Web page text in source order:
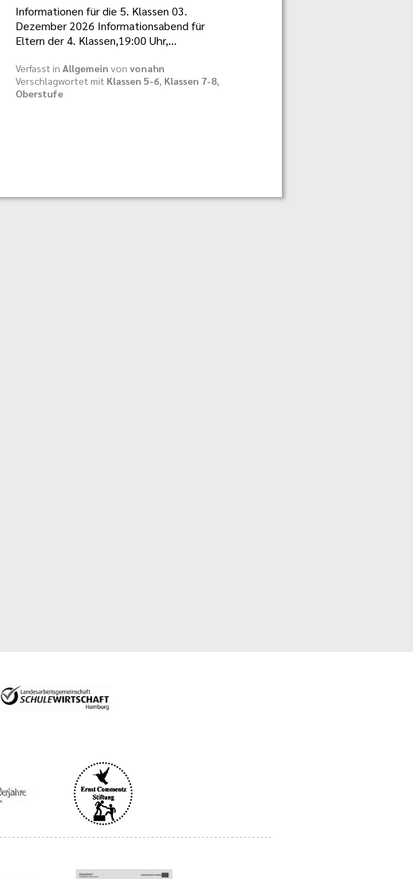
Informationen für die 5. Klassen 03.
Dezember 2026 Informationsabend für
Eltern der 4. Klassen,19:00 Uhr,…
Verfasst in Allgemein von vonahn
Verschlagwortet mit Klassen 5-6, Klassen 7-8,
Oberstufe